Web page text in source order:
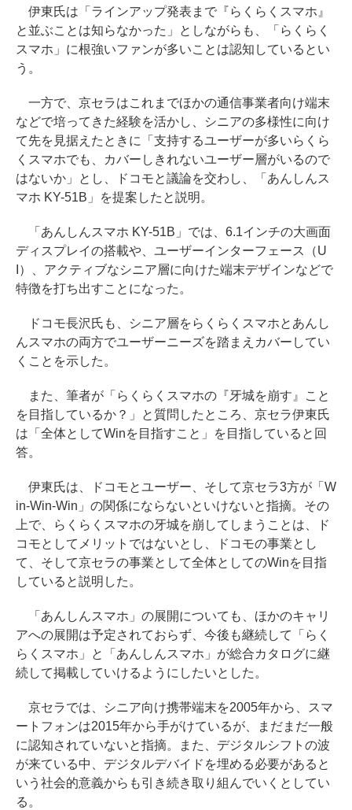
伊東氏は「ラインアップ発表まで『らくらくスマホ』
と並ぶことは知らなかった」としながらも、「らくらく
スマホ」に根強いファンが多いことは認知しているとい
う。
一方で、京セラはこれまでほかの通信事業者向け端末
などで培ってきた経験を活かし、シニアの多様性に向け
て先を見据えたときに「支持するユーザーが多いらくら
くスマホでも、カバーしきれないユーザー層がいるので
はないか」とし、ドコモと議論を交わし、「あんしんス
マホ KY-51B」を提案したと説明。
「あんしんスマホ KY-51B」では、6.1インチの⼤画⾯
ディスプレイの搭載や、ユーザーインターフェース（U
I）、アクティブなシニア層に向けた端末デザインなどで
特徴を打ち出すことになった。
ドコモ長沢氏も、シニア層をらくらくスマホとあんし
んスマホの両方でユーザーニーズを踏まえカバーしてい
くことを示した。
また、筆者が「らくらくスマホの『牙城を崩す』こと
を目指しているか？」と質問したところ、京セラ伊東氏
は「全体としてWinを目指すこと」を目指していると回
答。
伊東氏は、ドコモとユーザー、そして京セラ3方が「W
in-Win-Win」の関係にならないといけないと指摘。その
上で、らくらくスマホの牙城を崩してしまうことは、ド
コモとしてメリットではないとし、ドコモの事業とし
て、そして京セラの事業として全体としてのWinを目指
していると説明した。
「あんしんスマホ」の展開についても、ほかのキャリ
アへの展開は予定されておらず、今後も継続して「らく
らくスマホ」と「あんしんスマホ」が総合カタログに継
続して掲載していけるようにしたいとした。
京セラでは、シニア向け携帯端末を2005年から、スマ
ートフォンは2015年から手がけているが、まだまだ一般
に認知されていないと指摘。また、デジタルシフトの波
が来ている中、デジタルデバイドを埋める必要があると
いう社会的意義からも引き続き取り組んでいくとしてい
る。